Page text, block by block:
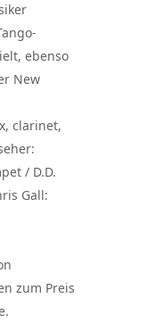
ebenso
New
clarinet,
/ D.D.
Gall:
zum Preis